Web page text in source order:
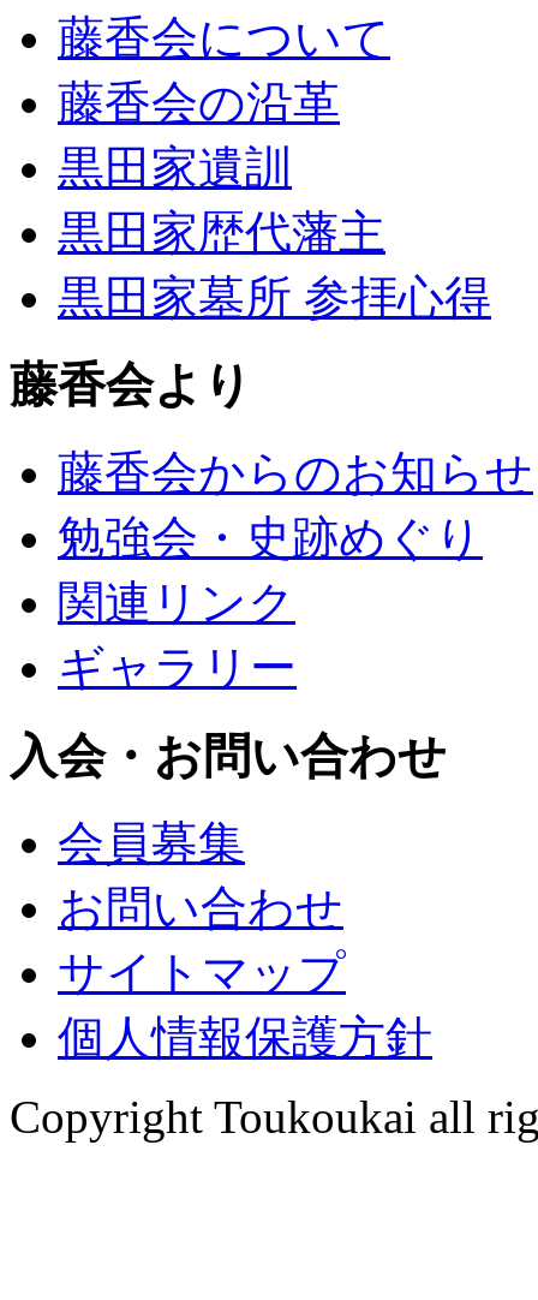
藤香会について
藤香会の沿革
黒田家遺訓
黒田家歴代藩主
黒田家墓所 参拝心得
藤香会より
藤香会からのお知らせ
勉強会・史跡めぐり
関連リンク
ギャラリー
入会・お問い合わせ
会員募集
お問い合わせ
サイトマップ
個人情報保護方針
Copyright Toukoukai all